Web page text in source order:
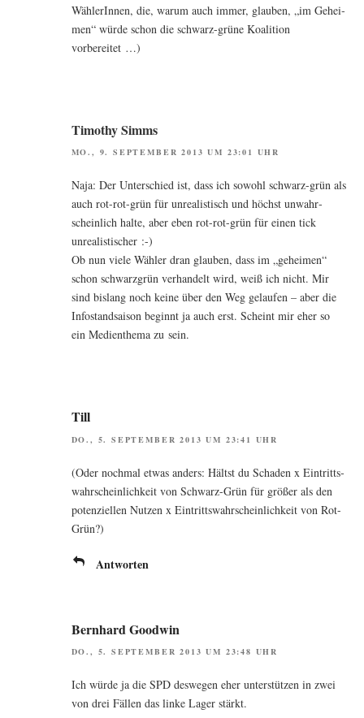
Wäh­le­rIn­nen, die, war­um auch immer, glau­ben, „im Gehei­
men“ wür­de schon die schwarz-grü­ne Koali­ti­on
vorbereitet …)
Timothy Simms
MO., 9. SEPTEMBER 2013 UM 23:01 UHR
Naja: Der Unter­schied ist, dass ich sowohl schwarz-grün als
auch rot-rot-grün für unrea­lis­tisch und höchst unwahr­
schein­lich hal­te, aber eben rot-rot-grün für einen tick
unrealistischer :-)
Ob nun vie­le Wäh­ler dran glau­ben, dass im „gehei­men“
schon schwarz­grün ver­han­delt wird, weiß ich nicht. Mir
sind bis­lang noch kei­ne über den Weg gelau­fen – aber die
Info­stands­ai­son beginnt ja auch erst. Scheint mir eher so
ein Medi­en­the­ma zu sein.
Till
DO., 5. SEPTEMBER 2013 UM 23:41 UHR
(Oder noch­mal etwas anders: Hältst du Scha­den x Ein­tritts­
wahr­schein­lich­keit von Schwarz-Grün für grö­ßer als den
poten­zi­el­len Nut­zen x Ein­tritts­wahr­schein­lich­keit von Rot-
Grün?)
Antworten
Bernhard Goodwin
DO., 5. SEPTEMBER 2013 UM 23:48 UHR
Ich wür­de ja die SPD des­we­gen eher unter­stüt­zen in zwei
von drei Fäl­len das lin­ke Lager stärkt.